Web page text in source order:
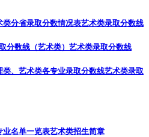
类分省录取分数情况表艺术类录取分数线
分数线（艺术类） 艺术类录取分数线
、艺术类各专业录取分数线艺术类录取
业名单一览表艺术类招生简章